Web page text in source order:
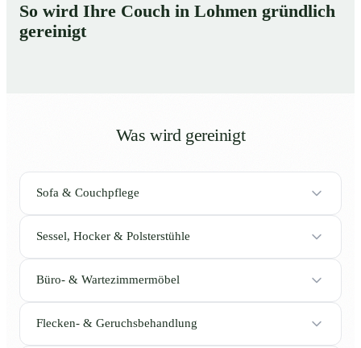
So wird Ihre Couch in Lohmen gründlich
gereinigt
Was wird gereinigt
Sofa & Couchpflege
Sessel, Hocker & Polsterstühle
Büro- & Wartezimmermöbel
Flecken- & Geruchsbehandlung